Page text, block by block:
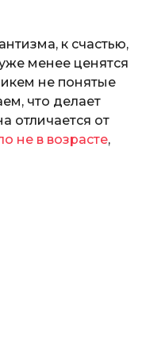
к счастью,
менее ценятся
не понятые
что делает
отличается от
не в возрасте,